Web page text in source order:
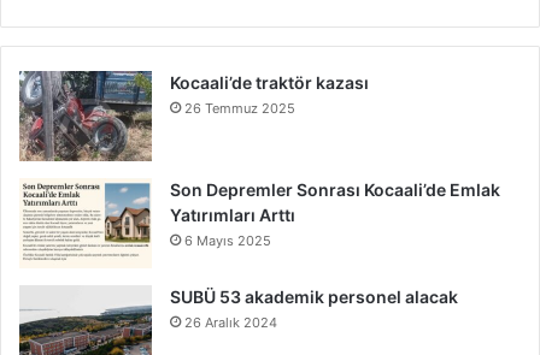
Kocaali’de traktör kazası
26 Temmuz 2025
Son Depremler Sonrası Kocaali’de Emlak
Yatırımları Arttı
6 Mayıs 2025
SUBÜ 53 akademik personel alacak
26 Aralık 2024